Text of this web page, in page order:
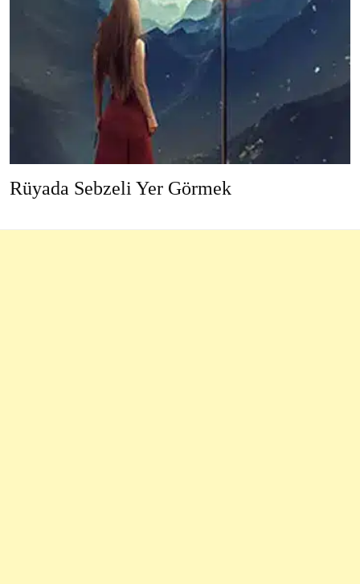
Rüyada Sebzeli Yer Görmek